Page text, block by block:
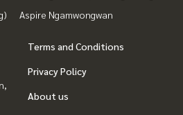
Aspire Ngamwongwan
Terms and Conditions
Privacy Policy
About us